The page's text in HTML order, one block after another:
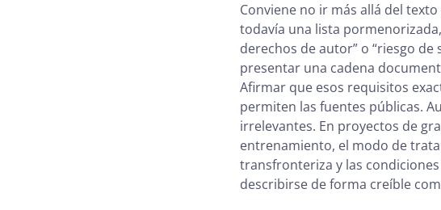
Conviene no ir más allá del
todavía una lista
derechos de autor” o “riesgo
presentar una cadena
Afirmar que esos requisitos
permiten las fuentes públicas.
irrelevantes. En proyectos de
entrenamiento, el modo de
transfronteriza y las
describirse de forma creíble